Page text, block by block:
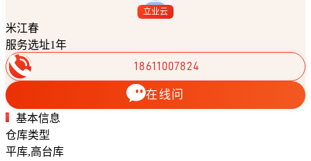
立业云
米江春
服务选址1年
18611007824
在线问
基本信息
仓库类型
平库,高台库